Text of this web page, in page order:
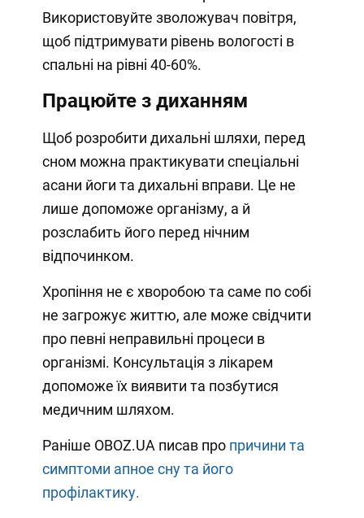
Використовуйте зволожувач повітря,
щоб підтримувати рівень вологості в
спальні на рівні 40-60%.
Працюйте з диханням
Щоб розробити дихальні шляхи, перед
сном можна практикувати спеціальні
асани йоги та дихальні вправи. Це не
лише допоможе організму, а й
розслабить його перед нічним
відпочинком.
Хропіння не є хворобою та саме по собі
не загрожує життю, але може свідчити
про певні неправильні процеси в
організмі. Консультація з лікарем
допоможе їх виявити та позбутися
медичним шляхом.
Раніше OBOZ.UA писав про причини та
симптоми апное сну та його
профілактику.